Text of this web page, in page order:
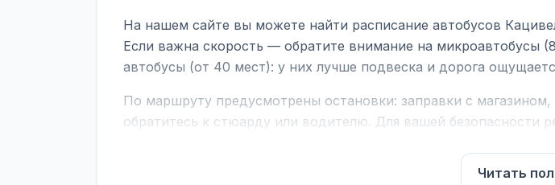
На нашем сайте вы можете найти расписание автобусов
Если важна скорость — обратите внимание на микроавтобусы
автобусы (от 40 мест): у них лучше подвеска и дорога
По маршруту предусмотрены остановки: заправки с
обратитесь к стюарду или водителю. Для вашей безопасности
В автобусах есть всё необходимое для комфортной поездки:
Читать